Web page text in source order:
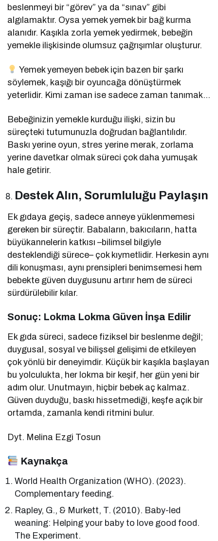
beslenmeyi bir “görev” ya da “sınav” gibi
algılamaktır. Oysa yemek yemek bir bağ kurma
alanıdır. Kaşıkla zorla yemek yedirmek, bebeğin
yemekle ilişkisinde olumsuz çağrışımlar oluşturur.
Yemek yemeyen bebek için bazen bir şarkı
söylemek, kaşığı bir oyuncağa dönüştürmek
yeterlidir. Kimi zaman ise sadece zaman tanımak…
Bebeğinizin yemekle kurduğu ilişki, sizin bu
süreçteki tutumunuzla doğrudan bağlantılıdır.
Baskı yerine oyun, stres yerine merak, zorlama
yerine davetkar olmak süreci çok daha yumuşak
hale getirir.
Destek Alın, Sorumluluğu Paylaşın
Ek gıdaya geçiş, sadece anneye yüklenmemesi
gereken bir süreçtir. Babaların, bakıcıların, hatta
büyükannelerin katkısı –bilimsel bilgiyle
desteklendiği sürece– çok kıymetlidir. Herkesin aynı
dili konuşması, aynı prensipleri benimsemesi hem
bebekte güven duygusunu artırır hem de süreci
sürdürülebilir kılar.
Sonuç: Lokma Lokma Güven İnşa Edilir
Ek gıda süreci, sadece fiziksel bir beslenme değil;
duygusal, sosyal ve bilişsel gelişimi de etkileyen
çok yönlü bir deneyimdir. Küçük bir kaşıkla başlayan
bu yolculukta, her lokma bir keşif, her gün yeni bir
adım olur. Unutmayın, hiçbir bebek aç kalmaz.
Güven duyduğu, baskı hissetmediği, keşfe açık bir
ortamda, zamanla kendi ritmini bulur.
Dyt. Melina Ezgi Tosun
Kaynakça
World Health Organization (WHO). (2023).
Complementary feeding.
Rapley, G., & Murkett, T. (2010). Baby-led
weaning: Helping your baby to love good food.
The Experiment.